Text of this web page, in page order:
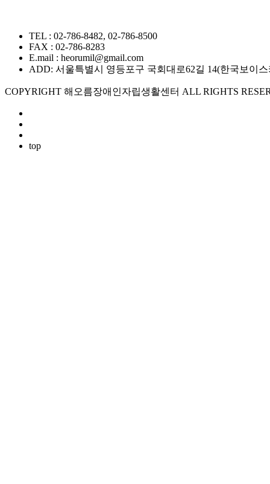
TEL : 02-786-8482, 02-786-8500
FAX : 02-786-8283
E.mail : heorumil@gmail.com
ADD: 서울특별시 영등포구 국회대로62길 14(한국보이
COPYRIGHT 해오름장애인자립생활센터 ALL RIGHTS
top